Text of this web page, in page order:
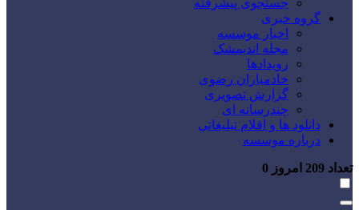
جستجوی پیشرفته
گروه خبری
اخبار موسسه
مجله اندیمشک
رویدادها
خادمیاران رضوی
گزارش تصویری
چندرسانه ای
دانلود ها و اقلام تبلیغاتی
درباره موسسه
تعداد امروز 0